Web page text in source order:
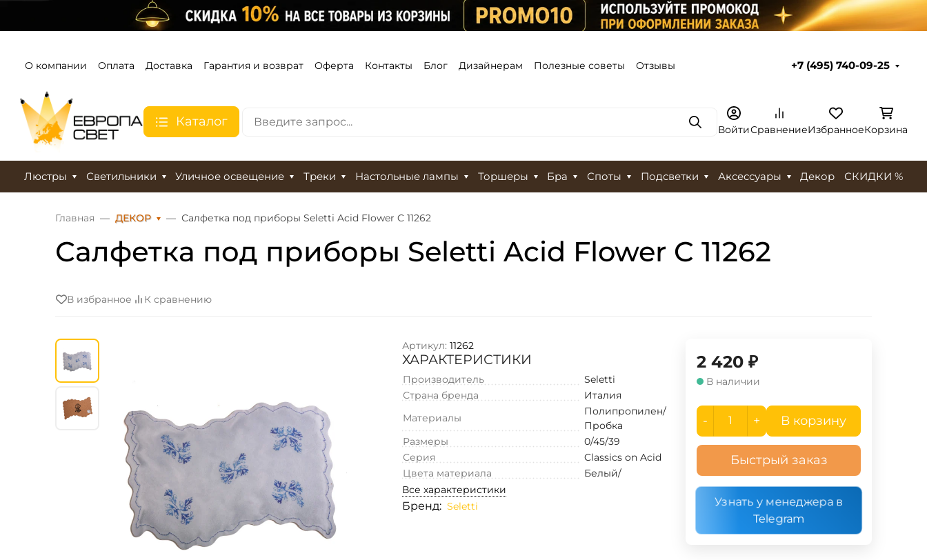
О компании Оплата Доставка Гарантия и возврат Оферта Контакты Блог Дизайнерам Полезные советы Отзывы +7 (495) 740-09-25
Каталог ПоискВойтиСравнениеИзбранноеКорзина
Люстры Светильники Уличное освещение Треки Настольные лампы Торшеры Бра Споты Подсветки Аксессуары Декор СКИДКИ %
Главная ДЕКОР Салфетка под приборы Seletti Acid Flower C 11262
Салфетка под приборы Seletti Acid Flower C 11262
В избранное К сравнению
Артикул: 11262
ХАРАКТЕРИСТИКИ
Производитель
Seletti
Страна бренда
Италия
Материалы
Полипропилен/
Пробка
Размеры
0/45/39
Серия
Classics on Acid
Цвета материала
Белый/
Все характеристики
Бренд: Seletti
2 420 ₽
В наличии
- + В корзину
Быстрый заказ
Узнать у менеджера в
Telegram